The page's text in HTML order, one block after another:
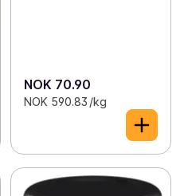
NOK 70.90
NOK 590.83 /kg